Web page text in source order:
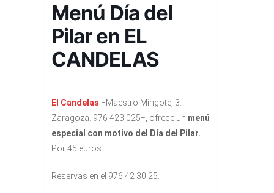
Menú Día del
Pilar en EL
CANDELAS
El Candelas −Maestro Mingote, 3.
Zaragoza. 976 423 025−, ofrece un menú
especial con motivo del Día del Pilar.
Por 45 euros.
Reservas en el 976 42 30 25.